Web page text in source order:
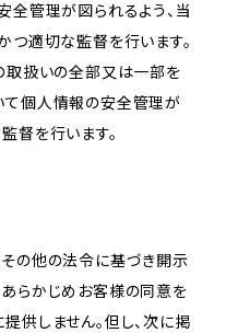
全管理が図られるよう、当
つ適切な監督を行います。
取扱いの全部又は一部を
て個人情報の安全管理が
督を行います。
の他の法令に基づき開示
らかじめお客様の同意を
供しません。但し、次に掲